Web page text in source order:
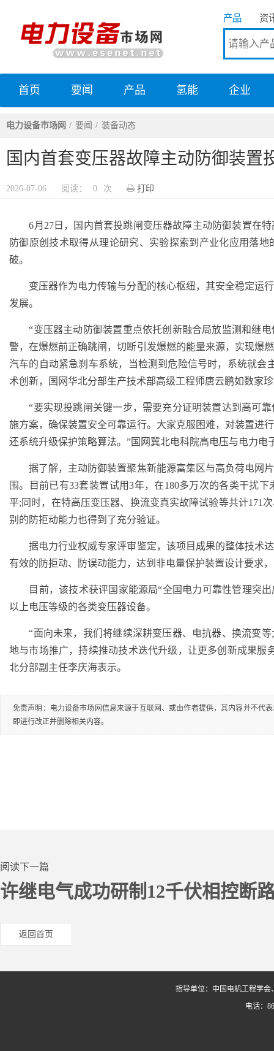
产品 资
首页 要闻 产品 氢能 企业
电力设备市场网 要闻 装备动态
国内首套变压器故障主动防御装置
2026-07-06 阅读： 0 次 打印
6月27日，国内首套投跳闸变压器故障主动防御装置在特
防御原创技术取得从理论研究、实验探索到产业化应用落
破。
变压器作为电力传输与分配的核心枢纽，其安全稳定运
发展。
“变压器主动防御装置重点依托创新融合局放监测和继电
警，在爆燃前正确跳闸，切断引发爆燃的能量来源，实现爆
汽车的自动紧急刹车系统，当检测到危险信号时，系统就
术创新，国网华北分部生产技术部高级工程师唐云鹏如数家
“要实现投跳闸关键一步，需要充分证明装置达到高可靠
施方案，确保装置安全可靠运行。大家克服困难，对装置进
还系统升级保护策略算法。”国网冀北电科院高电压与电力电
据了解，主动防御装置聚焦新能源富集区与高负荷电网
围。目前已有33套装置试用3年，在180多万次的各类干扰
平;同时，在特高压变压器、换流变真实故障试验等共计171
别的防拒动能力也得到了充分验证。
据电力行业权威专家评审鉴定，该项目成果的整体技术
有效的防拒动、防误动能力，达到非电量保护装置设计要求
目前，该技术获评国家能源局“全国电力可靠性管理突出
以上电压等级的各类变压器设备。
“面向未来，我们将继续深耕变压器、电抗器、换流变等
地与市场推广，持续推动技术迭代升级，让更多创新成果
北分部副主任李庆海表示。
免责声明：电力设备市场网信息来源于互联网、或由作者提供，其内容并不代
即进行改正并删除相关内容。
阅读下一篇
许继电气成功研制12千伏相控断
返回首页
指导单位：中国电机工程学
电话：